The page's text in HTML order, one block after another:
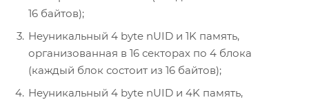
16 байтов);
Неуникальный 4 byte nUID и 1K память,
организованная в 16 секторах по 4 блока
(каждый блок состоит из 16 байтов);
Неуникальный 4 byte nUID и 4K память,